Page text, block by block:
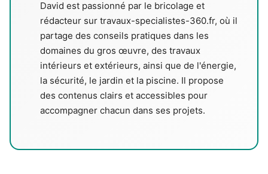
David est passionné par le bricolage et
rédacteur sur travaux-specialistes-360.fr, où il
partage des conseils pratiques dans les
domaines du gros œuvre, des travaux
intérieurs et extérieurs, ainsi que de l'énergie,
la sécurité, le jardin et la piscine. Il propose
des contenus clairs et accessibles pour
accompagner chacun dans ses projets.